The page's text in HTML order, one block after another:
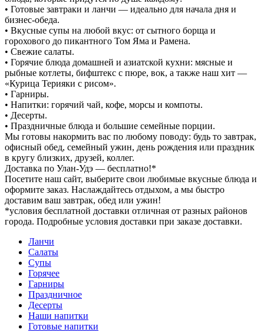
• Готовые завтраки и ланчи — идеально для начала дня и
бизнес-обеда.
• Вкусные супы на любой вкус: от сытного борща и
горохового до пикантного Том Яма и Рамена.
• Свежие салаты.
• Горячие блюда домашней и азиатской кухни: мясные и
рыбные котлеты, бифштекс с пюре, вок, а также наш хит —
«Курица Терияки с рисом».
• Гарниры.
• Напитки: горячий чай, кофе, морсы и компоты.
• Десерты.
• Праздничные блюда и большие семейные порции.
Мы готовы накормить вас по любому поводу: будь то завтрак,
офисный обед, семейный ужин, день рождения или праздник
в кругу близких, друзей, коллег.
Доставка по Улан-Удэ — бесплатно!*
Посетите наш сайт, выберите свои любимые вкусные блюда и
оформите заказ. Наслаждайтесь отдыхом, а мы быстро
доставим ваш завтрак, обед или ужин!
*условия бесплатной доставки отличная от разных районов
города. Подробные условия доставки при заказе доставки.
Ланчи
Салаты
Супы
Горячее
Гарниры
Праздничное
Десерты
Наши напитки
Готовые напитки